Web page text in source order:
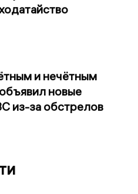
и нечётным
новые
из-за обстрелов